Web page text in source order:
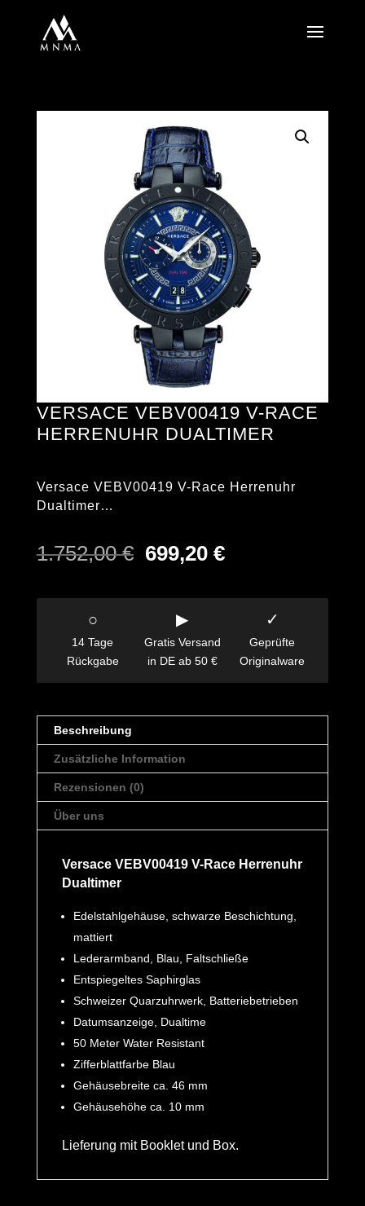
VERSACE VEBV00419 V-RACE
HERRENUHR DUALTIMER
Versace VEBV00419 V-Race Herrenuhr
Dualtimer…
1.752,00€ Ursprünglicher
Preis
1.752,00 €
699,20 €Aktueller
699,20 €.
○
14 Tage
Rückgabe
▶
Gratis Versand
in DE ab 50 €
✓
Geprüfte
Originalware
Beschreibung
Zusätzliche Information
Rezensionen (0)
Über uns
Versace VEBV00419 V-Race Herrenuhr
Dualtimer
Edelstahlgehäuse, schwarze Beschichtung,
mattiert
Lederarmband, Blau, Faltschließe
Entspiegeltes Saphirglas
Schweizer Quarzuhrwerk, Batteriebetrieben
Datumsanzeige, Dualtime
50 Meter Water Resistant
Zifferblattfarbe Blau
Gehäusebreite ca. 46 mm
Gehäusehöhe ca. 10 mm
Lieferung mit Booklet und Box.